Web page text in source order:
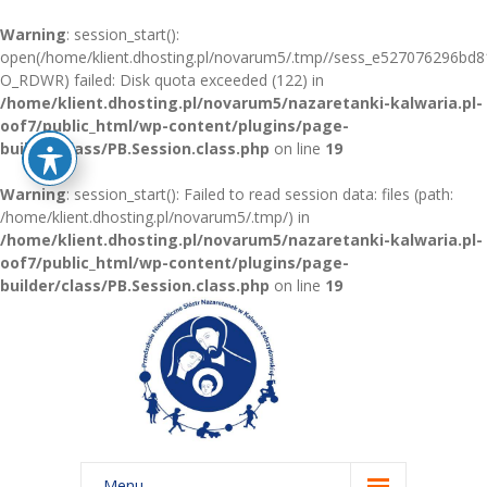
Warning: session_start():
open(/home/klient.dhosting.pl/novarum5/.tmp//
O_RDWR) failed: Disk quota exceeded (122) in
/home/klient.dhosting.pl/novarum5/nazaretanki-kalwaria.pl-
oof7/public_html/wp-content/plugins/page-
builder/class/PB.Session.class.php on line 19
Warning: session_start(): Failed to read session data: files (path:
/home/klient.dhosting.pl/novarum5/.tmp/) in
/home/klient.dhosting.pl/novarum5/nazaretanki-kalwaria.pl-
oof7/public_html/wp-content/plugins/page-
builder/class/PB.Session.class.php on line 19